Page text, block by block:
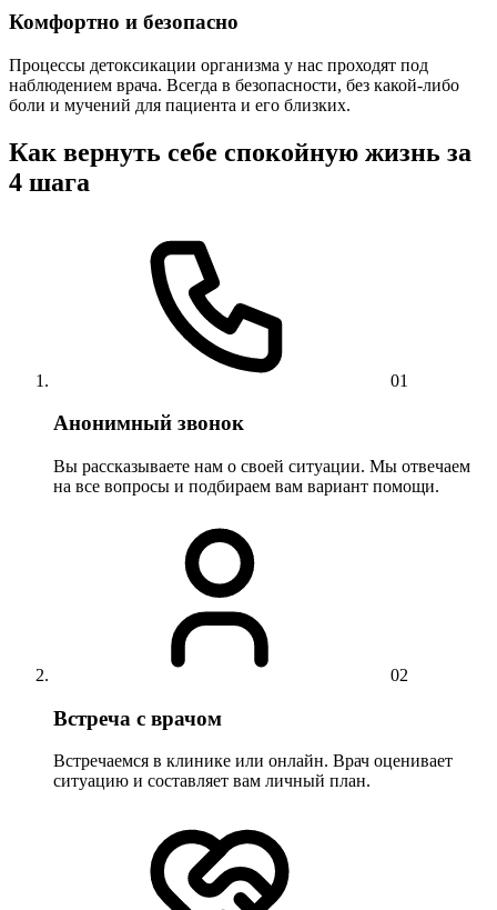
Комфортно и безопасно
Процессы детоксикации организма у нас проходят под
наблюдением врача. Всегда в безопасности, без какой-либо
боли и мучений для пациента и его близких.
Как вернуть себе спокойную жизнь за
4 шага
01
Анонимный звонок
Вы рассказываете нам о своей ситуации. Мы отвечаем
на все вопросы и подбираем вам вариант помощи.
02
Встреча с врачом
Встречаемся в клинике или онлайн. Врач оценивает
ситуацию и составляет вам личный план.